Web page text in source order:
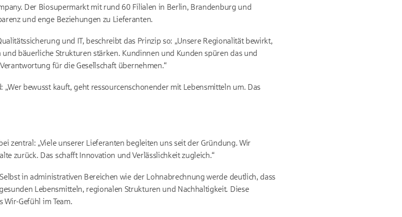
Der Biosupermarkt mit rund 60 Filialen in Berlin, Brandenburg und
und enge Beziehungen zu Lieferanten.
und IT, beschreibt das Prinzip so: „Unsere Regionalität bewirkt,
bäuerliche Strukturen stärken. Kundinnen und Kunden spüren das und
für die Gesellschaft übernehmen.“
„Wer bewusst kauft, geht ressourcenschonender mit Lebensmitteln um. Das
zentral: „Viele unserer Lieferanten begleiten uns seit der Gründung. Wir
zurück. Das schafft Innovation und Verlässlichkeit zugleich.“
in administrativen Bereichen wie der Lohnabrechnung werde deutlich, dass
Lebensmitteln, regionalen Strukturen und Nachhaltigkeit. Diese
Wir-Gefühl im Team.